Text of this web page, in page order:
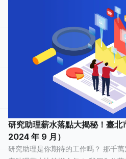
研究助理薪水落點大揭秘！臺
2024 年 9 月）
研究助理是你期待的工作嗎？ 那千萬別錯過，比薪水特別整理的研